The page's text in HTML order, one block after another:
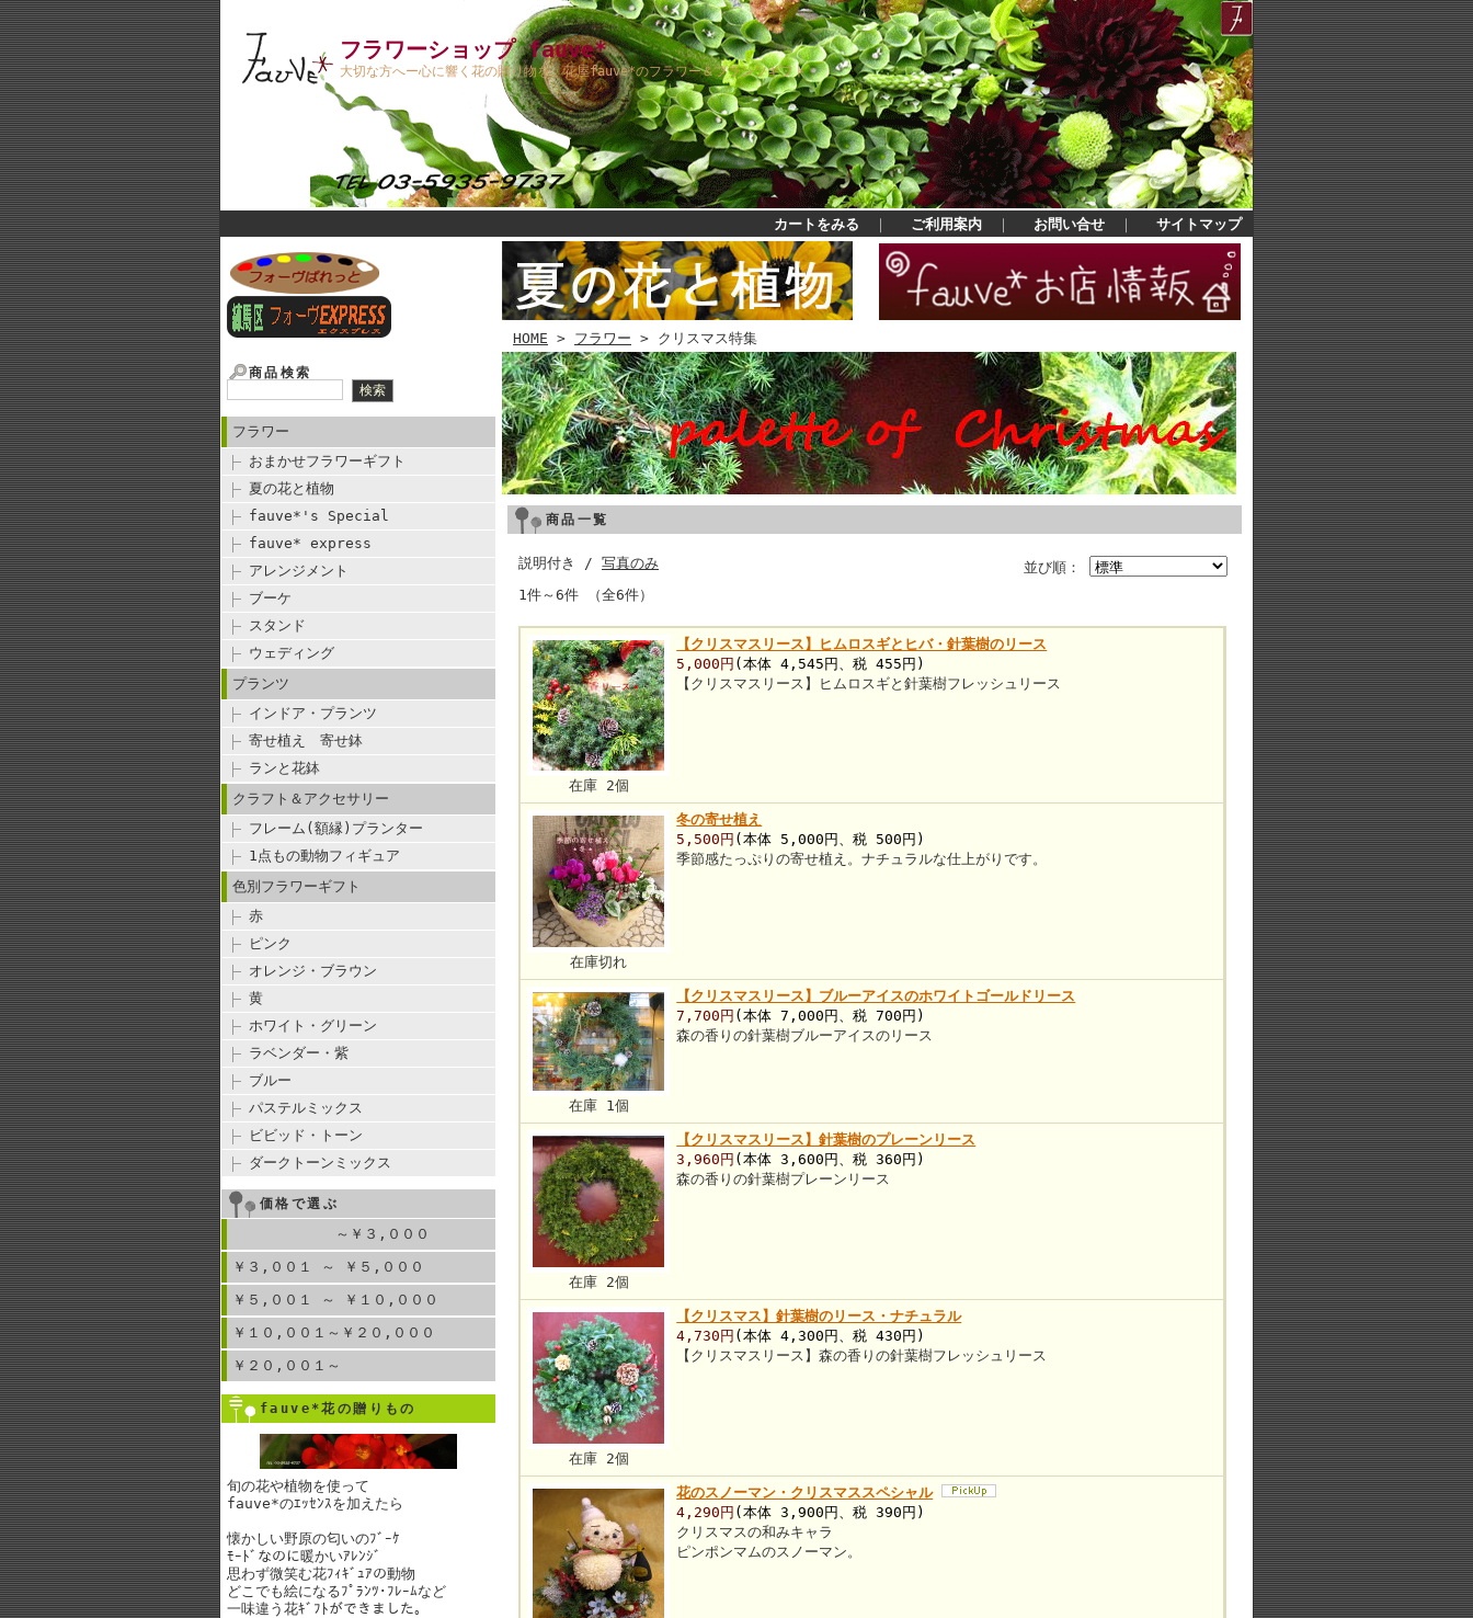
フラワーショップ fauve*
大切な方へー心に響く花の贈り物を。花屋fauve*のフラワー＆プランツギフト
カートをみる ｜ ご利用案内 ｜ お問い合せ ｜ サイトマップ
商品検索
フラワー
おまかせフラワーギフト
夏の花と植物
fauve*'s Special
fauve* express
アレンジメント
ブーケ
スタンド
ウェディング
プランツ
インドア・プランツ
寄せ植え 寄せ鉢
ランと花鉢
クラフト＆アクセサリー
フレーム(額縁)プランター
1点もの動物フィギュア
色別フラワーギフト
赤
ピンク
オレンジ・ブラウン
黄
ホワイト・グリーン
ラベンダー・紫
ブルー
パステルミックス
ビビッド・トーン
ダークトーンミックス
価格で選ぶ
～￥３,０００
￥３,００１ ～ ￥５,０００
￥５,００１ ～ ￥１０,０００
￥１０,００１～￥２０,０００
￥２０,００１～
fauve*花の贈りもの
旬の花や植物を使って
fauve*のｴｯｾﾝｽを加えたら
懐かしい野原の匂いのﾌﾞｰｹ
ﾓｰﾄﾞなのに暖かいｱﾚﾝｼﾞ
思わず微笑む花ﾌｨｷﾞｭｱの動物
どこでも絵になるﾌﾟﾗﾝﾂ･ﾌﾚｰﾑなど
一味違う花ｷﾞﾌﾄができました。
HOME > フラワー > クリスマス特集
商品一覧
並び順：
説明付き / 写真のみ
1件～6件 （全6件）
在庫 2個
【クリスマスリース】ヒムロスギとヒバ・針葉樹のリース
5,000円 (本体 4,545円、税 455円)
【クリスマスリース】ヒムロスギと針葉樹フレッシュリース
在庫切れ
冬の寄せ植え
5,500円 (本体 5,000円、税 500円)
季節感たっぷりの寄せ植え。ナチュラルな仕上がりです。
在庫 1個
【クリスマスリース】ブルーアイスのホワイトゴールドリース
7,700円 (本体 7,000円、税 700円)
森の香りの針葉樹ブルーアイスのリース
在庫 2個
【クリスマスリース】針葉樹のプレーンリース
3,960円 (本体 3,600円、税 360円)
森の香りの針葉樹プレーンリース
在庫 2個
【クリスマス】針葉樹のリース・ナチュラル
4,730円 (本体 4,300円、税 430円)
【クリスマスリース】森の香りの針葉樹フレッシュリース
花のスノーマン・クリスマススペシャル
4,290円 (本体 3,900円、税 390円)
クリスマスの和みキャラ
ピンポンマムのスノーマン。